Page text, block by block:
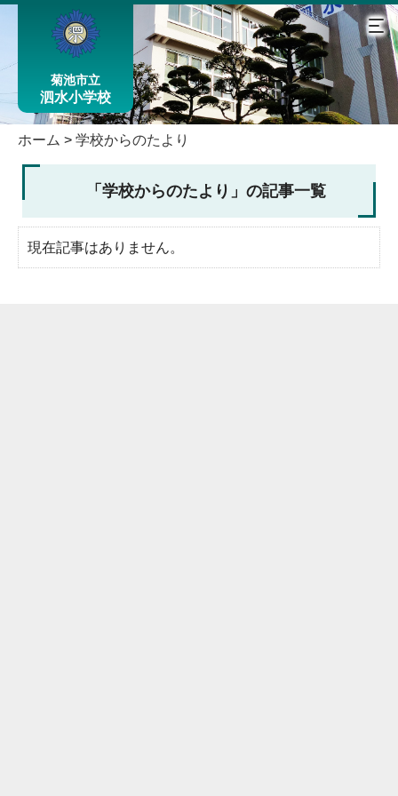
菊池市立
泗水小学校
ホーム > 学校からのたより
「学校からのたより」の記事一覧
現在記事はありません。